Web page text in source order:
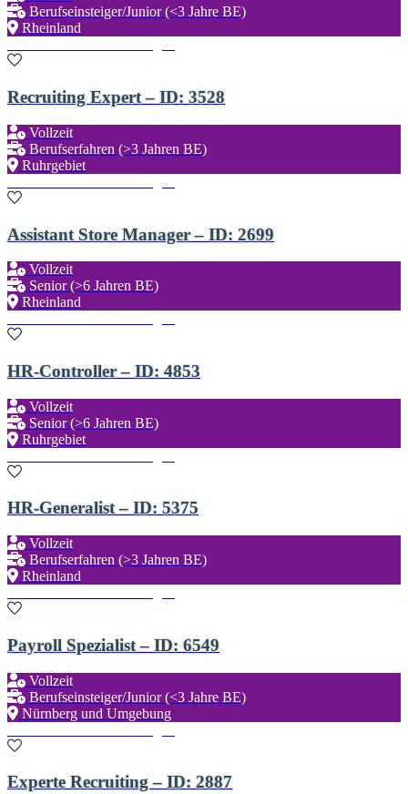
Berufseinsteiger/Junior (<3 Jahre BE)
Rheinland
Recruiting Expert – ID: 3528
Vollzeit
Berufserfahren (>3 Jahren BE)
Ruhrgebiet
Assistant Store Manager – ID: 2699
Vollzeit
Senior (>6 Jahren BE)
Rheinland
HR-Controller – ID: 4853
Vollzeit
Senior (>6 Jahren BE)
Ruhrgebiet
HR-Generalist – ID: 5375
Vollzeit
Berufserfahren (>3 Jahren BE)
Rheinland
Payroll Spezialist – ID: 6549
Vollzeit
Berufseinsteiger/Junior (<3 Jahre BE)
Nürnberg und Umgebung
Experte Recruiting – ID: 2887